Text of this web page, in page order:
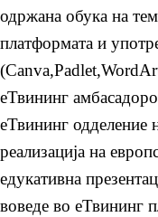
одржана обука на
платформата и
еТвининг
еТвининг одделение
реализација на
едукативна
воведе во еТвининг